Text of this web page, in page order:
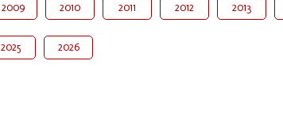
2009 2010 2011 2012 2013
2025 2026